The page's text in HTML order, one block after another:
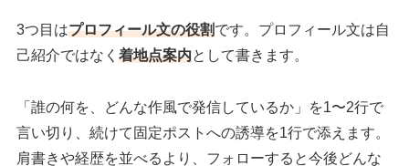
3つ目はプロフィール文の役割です。プロフィール文は自
己紹介ではなく着地点案内として書きます。
「誰の何を、どんな作風で発信しているか」を1〜2行で
言い切り、続けて固定ポストへの誘導を1行で添えます。
肩書きや経歴を並べるより、フォローすると今後どんな